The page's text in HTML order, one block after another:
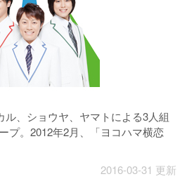
、ショウヤ、ヤマトによる3人組
プ。2012年2月、「ヨコハマ横恋
2016-03-31 更新